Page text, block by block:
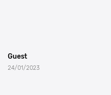
Guest
24/01/2023